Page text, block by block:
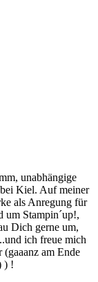
unabhängige
Kiel. Auf meiner
als Anregung für
um Stampin´up!,
Dich gerne um,
ich freue mich
am Ende
) !